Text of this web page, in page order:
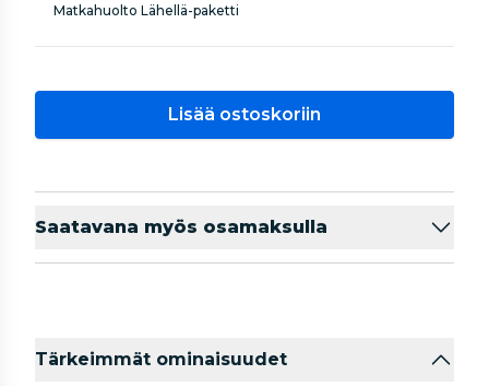
Matkahuolto Lähellä-paketti
Lisää ostoskoriin
Saatavana myös osamaksulla
Tärkeimmät ominaisuudet